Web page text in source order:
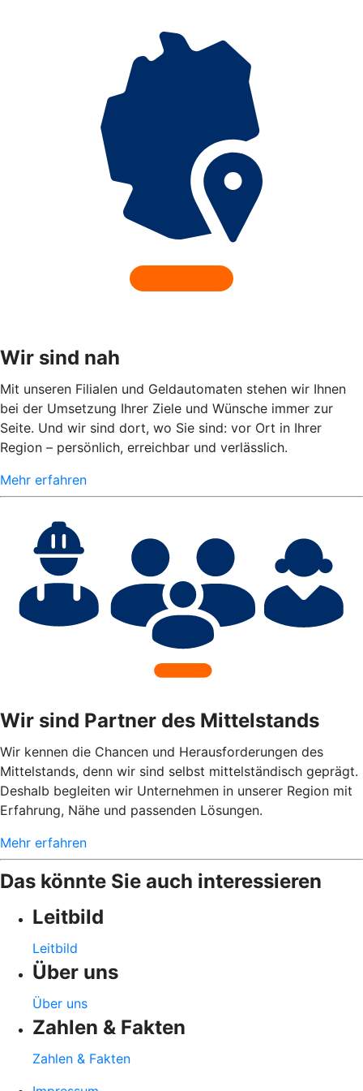
Wir sind nah
Mit unseren Filialen und Geldautomaten stehen wir Ihnen
bei der Umsetzung Ihrer Ziele und Wünsche immer zur
Seite. Und wir sind dort, wo Sie sind: vor Ort in Ihrer
Region – persönlich, erreichbar und verlässlich.
Mehr erfahren
Wir sind Partner des Mittelstands
Wir kennen die Chancen und Herausforderungen des
Mittelstands, denn wir sind selbst mittelständisch geprägt.
Deshalb begleiten wir Unternehmen in unserer Region mit
Erfahrung, Nähe und passenden Lösungen.
Mehr erfahren
Das könnte Sie auch interessieren
Leitbild
Leitbild
Über uns
Über uns
Zahlen & Fakten
Zahlen & Fakten